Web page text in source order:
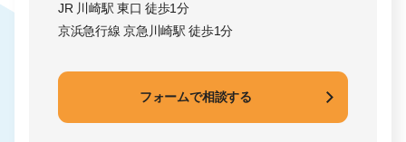
JR 川崎駅 東口 徒歩1分
京浜急行線 京急川崎駅 徒歩1分
フォームで相談する